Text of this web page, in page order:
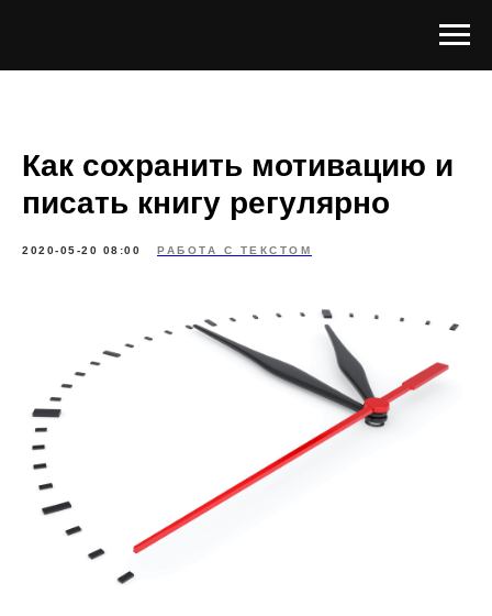
Как сохранить мотивацию и
писать книгу регулярно
2020-05-20 08:00 РАБОТА С ТЕКСТОМ